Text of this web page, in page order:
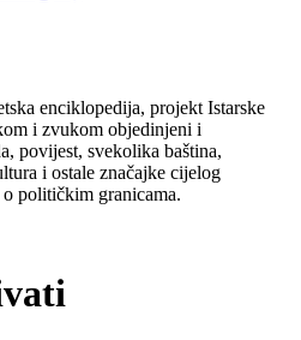
enciklopedija, projekt Istarske
i zvukom objedinjeni i
povijest, svekolika baština,
i ostale značajke cijelog
političkim granicama.